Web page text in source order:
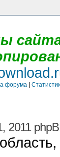
форума|
2011